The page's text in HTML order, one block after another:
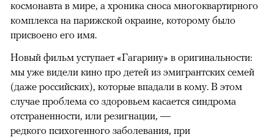
космонавта в мире, а хроника сноса многоквартирного
комплекса на парижской окраине, которому было
присвоено его имя.
Новый фильм уступает «Гагарину» в оригинальности:
мы уже видели кино про детей из эмигрантских семей
(даже российских), которые впадали в кому. В этом
случае проблема со здоровьем касается синдрома
отстраненности, или резигнации, —
редкого психогенного заболевания, при